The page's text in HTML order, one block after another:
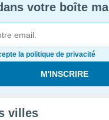
votre boîte
la politique de privacité
villes